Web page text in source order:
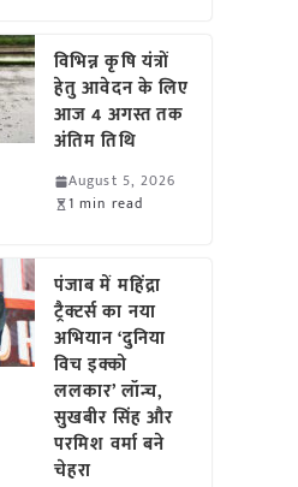
विभिन्न कृषि यंत्रों
हेतु आवेदन के लिए
आज 4 अगस्त तक
अंतिम तिथि
August 5, 2026
1 min read
पंजाब में महिंद्रा
ट्रैक्टर्स का नया
अभियान ‘दुनिया
विच इक्को
ललकार’ लॉन्च,
सुखबीर सिंह और
परमिश वर्मा बने
चेहरा